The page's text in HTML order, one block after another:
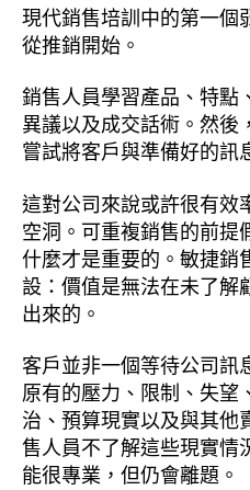
現代銷售培訓中的第一個
從推銷開始。
銷售人員學習產品、特點
異議以及成交話術。然後
嘗試將客戶與準備好的訊
這對公司來說或許很有效
空洞。可重複銷售的前提
什麼才是重要的。敏捷銷
設：價值是無法在未了解
出來的。
客戶並非一個等待公司訊
原有的壓力、限制、失望
治、預算現實以及與其他
售人員不了解這些現實情
能很專業，但仍會離題。